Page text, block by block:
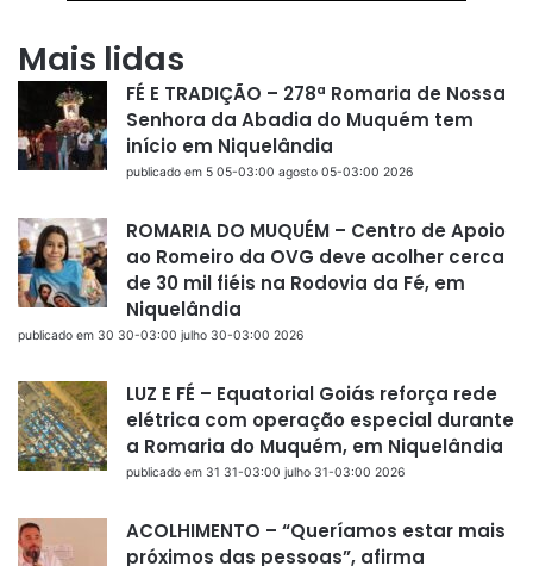
Mais lidas
FÉ E TRADIÇÃO – 278ª Romaria de Nossa
Senhora da Abadia do Muquém tem
início em Niquelândia
publicado em 5 05-03:00 agosto 05-03:00 2026
ROMARIA DO MUQUÉM – Centro de Apoio
ao Romeiro da OVG deve acolher cerca
de 30 mil fiéis na Rodovia da Fé, em
Niquelândia
publicado em 30 30-03:00 julho 30-03:00 2026
LUZ E FÉ – Equatorial Goiás reforça rede
elétrica com operação especial durante
a Romaria do Muquém, em Niquelândia
publicado em 31 31-03:00 julho 31-03:00 2026
ACOLHIMENTO – “Queríamos estar mais
próximos das pessoas”, afirma